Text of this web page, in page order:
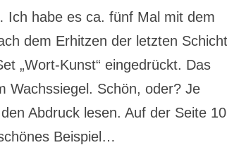
habe es ca. fünf Mal mit dem
dem Erhitzen der letzten
„Wort-Kunst“ eingedrückt. Das
Wachssiegel. Schön, oder? Je
Abdruck lesen. Auf der Seite
Beispiel…